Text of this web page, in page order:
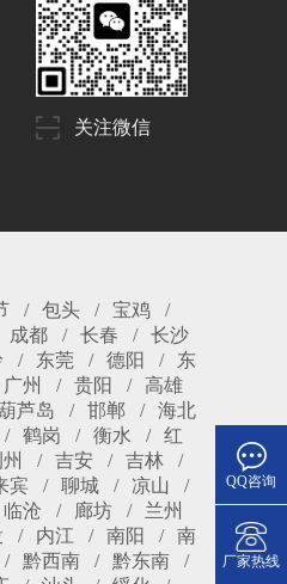
关注微信
包头
宝鸡
成都 长春
长沙
东莞 德阳
东
广州 贵阳
高雄
芦岛 邯郸
海北
鹤岗 衡水
红
吉安
吉林
宾 聊城
凉山
临沧 廊坊
兰州
内江 南阳
南
黔西南
黔东南
QQ咨询
厂家热线